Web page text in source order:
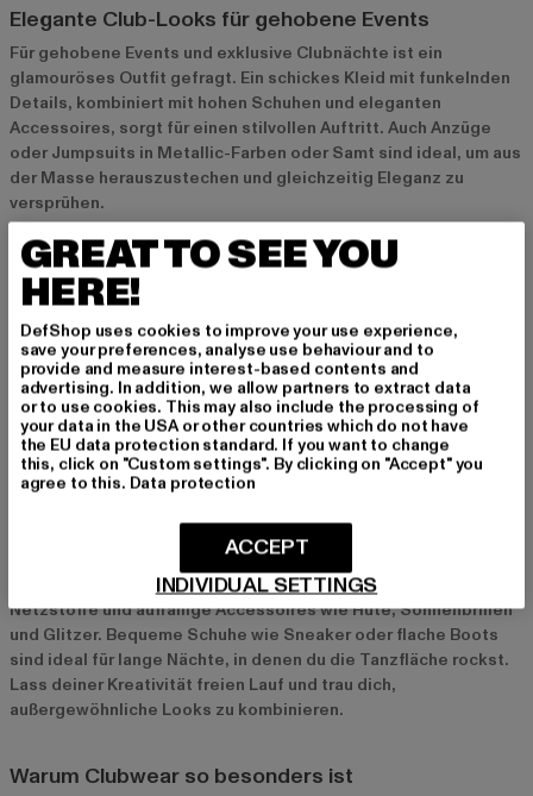
Elegante Club-Looks für gehobene Events
Für gehobene Events und exklusive Clubnächte ist ein
glamouröses Outfit gefragt. Ein schickes Kleid mit funkelnden
Details, kombiniert mit hohen Schuhen und eleganten
Accessoires, sorgt für einen stilvollen Auftritt. Auch Anzüge
oder Jumpsuits in Metallic-Farben oder Samt sind ideal, um aus
der Masse herauszustechen und gleichzeitig Eleganz zu
versprühen.
Streetstyle und Casual Looks für entspannte
Partynächte
Für entspanntere Clubnächte bietet sich ein cooler
Streetstyle-Look an. Kombiniere coole Shirts, Crop-Tops oder
Oversized-Jacken mit stylischen Hosen oder Röcken. Sneaker
und auffällige Accessoires wie Caps oder Statement-Schmuck
runden den Look ab und sorgen für einen urbanen,
trendbewussten Style, der perfekt in die Clubszene passt.
Outfit-Ideen für Festivals und Raves
Für Festivals und Raves darf die Clubwear gerne etwas wilder
und ausgefallener sein. Setze auf neonfarbene Outfits,
Netzstoffe und auffällige Accessoires wie Hüte, Sonnenbrillen
und Glitzer. Bequeme Schuhe wie Sneaker oder flache Boots
sind ideal für lange Nächte, in denen du die Tanzfläche rockst.
Lass deiner Kreativität freien Lauf und trau dich,
außergewöhnliche Looks zu kombinieren.
Warum Clubwear so besonders ist
GREAT TO SEE YOU
HERE!
DefShop uses cookies to improve your use experience,
save your preferences, analyse use behaviour and to
provide and measure interest-based contents and
advertising. In addition, we allow partners to extract data
or to use cookies. This may also include the processing of
your data in the USA or other countries which do not have
the EU data protection standard. If you want to change
this, click on "Custom settings". By clicking on "Accept" you
agree to this. Data protection
INDIVIDUAL SETTINGS
ACCEPT